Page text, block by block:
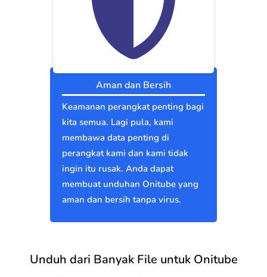
Aman dan Bersih
Keamanan perangkat penting bagi
kita semua. Lagi pula, kami
membawa data penting di
perangkat kami dan kami tidak
ingin itu rusak. Anda dapat
membuat unduhan Onitube yang
aman dan bersih tanpa virus.
Unduh dari Banyak File untuk Onitube